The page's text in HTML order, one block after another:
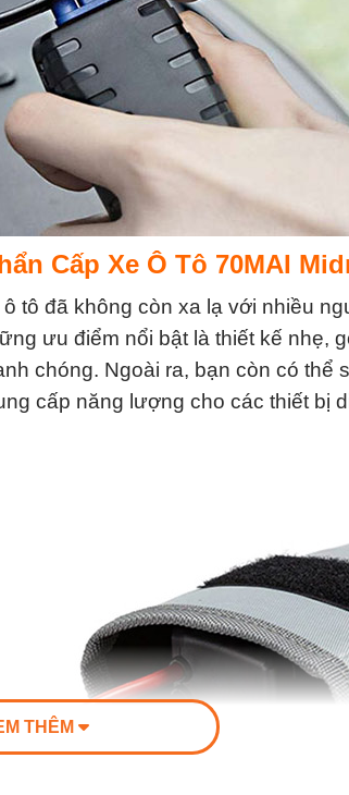
Cấp Xe Ô Tô 70MAI
tô đã không còn xa lạ với nhiều
ưu điểm nổi bật là thiết kế nhẹ,
chóng. Ngoài ra, bạn còn có thể
cấp năng lượng cho các thiết bị
THÊM